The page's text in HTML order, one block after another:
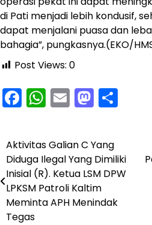
di Pati menjadi lebih kondusif,
dapat menjalani puasa dan
bahagia”, pungkasnya.(EKO/
Post Views: 0
Facebook
WhatsApp
Email
Navigasi
pos
Aktivitas Galian C Yang
Diduga Ilegal Yang Dimiliki
Inisial (R). Ketua LSM DPW
LPKSM Patroli Kaltim
Meminta APH Menindak
Tegas